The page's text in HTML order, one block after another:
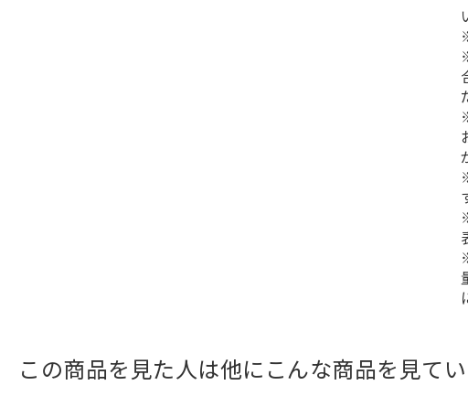
この商品を見た人は他にこんな商品を見てい